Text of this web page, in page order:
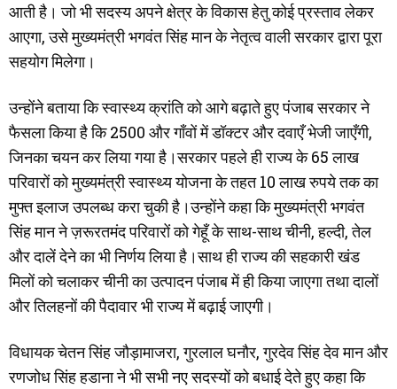
आती है। जो भी सदस्य अपने क्षेत्र के विकास हेतु कोई प्रस्ताव लेकर
आएगा, उसे मुख्यमंत्री भगवंत सिंह मान के नेतृत्व वाली सरकार द्वारा पूरा
सहयोग मिलेगा।
उन्होंने बताया कि स्वास्थ्य क्रांति को आगे बढ़ाते हुए पंजाब सरकार ने
फैसला किया है कि 2500 और गाँवों में डॉक्टर और दवाएँ भेजी जाएँगी,
जिनका चयन कर लिया गया है।सरकार पहले ही राज्य के 65 लाख
परिवारों को मुख्यमंत्री स्वास्थ्य योजना के तहत 10 लाख रुपये तक का
मुफ्त इलाज उपलब्ध करा चुकी है।उन्होंने कहा कि मुख्यमंत्री भगवंत
सिंह मान ने ज़रूरतमंद परिवारों को गेहूँ के साथ-साथ चीनी, हल्दी, तेल
और दालें देने का भी निर्णय लिया है।साथ ही राज्य की सहकारी खंड
मिलों को चलाकर चीनी का उत्पादन पंजाब में ही किया जाएगा तथा दालों
और तिलहनों की पैदावार भी राज्य में बढ़ाई जाएगी।
विधायक चेतन सिंह जौड़ामाजरा, गुरलाल घनौर, गुरदेव सिंह देव मान और
रणजोध सिंह हडाना ने भी सभी नए सदस्यों को बधाई देते हुए कहा कि